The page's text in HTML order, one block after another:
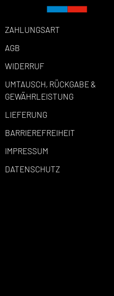
ZAHLUNGSART
AGB
WIDERRUF
UMTAUSCH, RÜCKGABE &
GEWÄHRLEISTUNG
LIEFERUNG
BARRIEREFREIHEIT
IMPRESSUM
DATENSCHUTZ